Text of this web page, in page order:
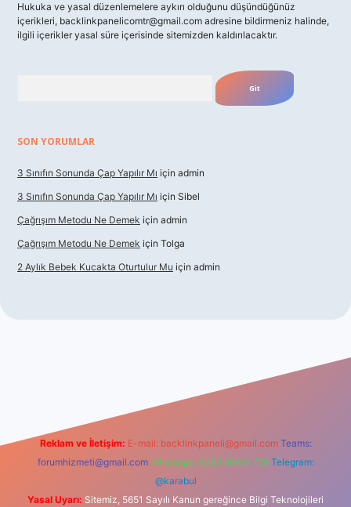
Hukuka ve yasal düzenlemelere aykırı olduğunu düşündüğünüz
içerikleri, backlinkpanelicomtr@gmail.com adresine bildirmeniz halinde,
ilgili içerikler yasal süre içerisinde sitemizden kaldırılacaktır.
SON YORUMLAR
3 Sınıfın Sonunda Çap Yapılır Mı için admin
3 Sınıfın Sonunda Çap Yapılır Mı için Sibel
Çağrışım Metodu Ne Demek için admin
Çağrışım Metodu Ne Demek için Tolga
2 Aylık Bebek Kucakta Oturtulur Mu için admin
Reklam ve İletişim: E-mail: backlinkpaneli@gmail.com Teams:
forumhizmeti@gmail.com Whatsapp: 0262 606 0 726 Telegram:
@karabul
Yasal Uyarı: Sitemiz, 5651 Sayılı Kanun gereğince Bilgi Teknolojileri